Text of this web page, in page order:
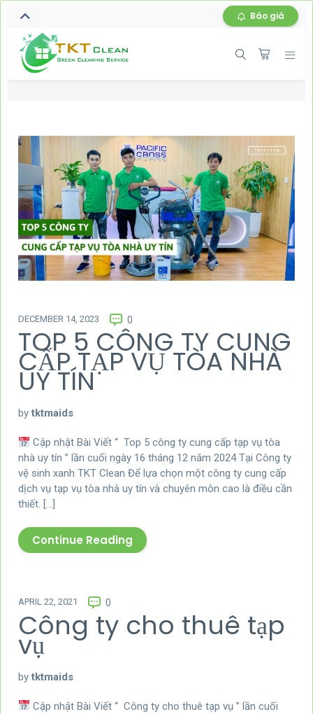
Báo giá
DECEMBER 14, 2023 0
TOP 5 CÔNG TY CUNG
CẤP TẠP VỤ TÒA NHÀ
UY TÍN
by tktmaids
Cập nhật Bài Viết “ Top 5 công ty cung cấp tạp vụ tòa
nhà uy tín ” lần cuối ngày 16 tháng 12 năm 2024 Tại Công ty
vệ sinh xanh TKT Clean Để lựa chọn một công ty cung cấp
dịch vụ tạp vụ tòa nhà uy tín và chuyên môn cao là điều cần
thiết. […]
Continue Reading
APRIL 22, 2021 0
Công ty cho thuê tạp
vụ
by tktmaids
Cập nhật Bài Viết “ Công ty cho thuê tạp vụ ” lần cuối